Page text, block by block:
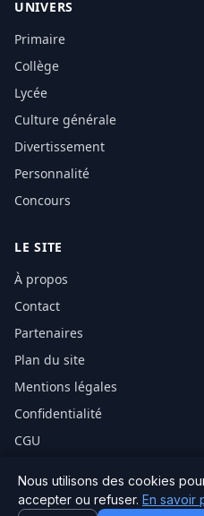
UNIVERS
Primaire
Collège
Lycée
Culture générale
Divertissement
Personnalité
Concours
LE SITE
À propos
Contact
Partenaires
Plan du site
Mentions légales
Confidentialité
CGU
Nous utilisons des cookies
accepter ou refuser. En savoir